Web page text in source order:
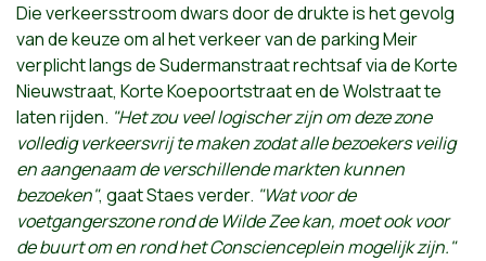
Die verkeersstroom dwars door de drukte is het gevolg
van de keuze om al het verkeer van de parking Meir
verplicht langs de Sudermanstraat rechtsaf via de Korte
Nieuwstraat, Korte Koepoortstraat en de Wolstraat te
laten rijden. "Het zou veel logischer zijn om deze zone
volledig verkeersvrij te maken zodat alle bezoekers veilig
en aangenaam de verschillende markten kunnen
bezoeken", gaat Staes verder. "Wat voor de
voetgangerszone rond de Wilde Zee kan, moet ook voor
de buurt om en rond het Conscienceplein mogelijk zijn."